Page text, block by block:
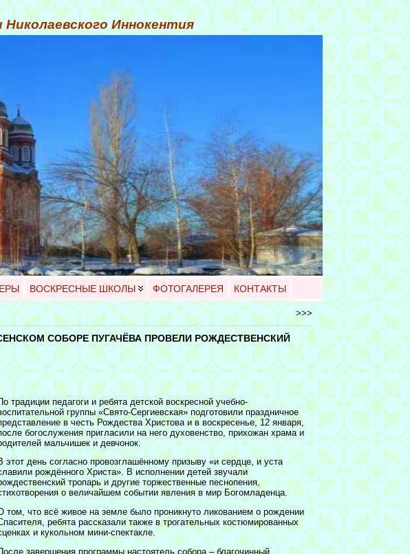
Николаевского Иннокентия
ВОСКРЕСНЫЕ ШКОЛЫ ФОТОГАЛЕРЕЯ КОНТАКТЫ
>>>
СОБОРЕ ПУГАЧЁВА ПРОВЕЛИ РОЖДЕСТВЕНСКИЙ
традиции педагоги и ребята детской воскресной учебно-
группы «Свято-Сергиевская» подготовили праздничное
в честь Рождества Христова и в воскресенье, 12 января,
богослужения пригласили на него духовенство, прихожан храма и
мальчишек и девчонок.
этот день согласно провозглашённому призыву «и сердце, и уста
рождённого Христа». В исполнении детей звучали
тропарь и другие торжественные песнопения,
о величайшем событии явления в мир Богомладенца.
том, что всё живое на земле было проникнуто ликованием о рождении
ребята рассказали также в трогательных костюмированных
и кукольном мини-спектакле.
завершения программы настоятель собора – благочинный